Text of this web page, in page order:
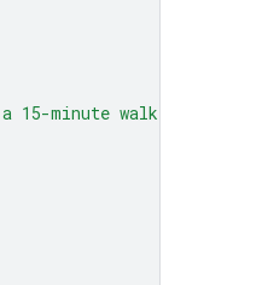
minute walk from here?"